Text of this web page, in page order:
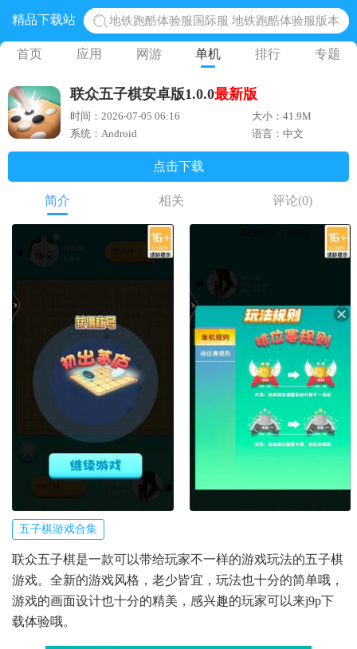
精品下载站
地铁跑酷体验服国际服 地铁跑酷体验服版本
网易光遇手游正版 点亮星空共庆周年
黎明觉醒生机腾讯正版 黎明觉醒生机国际服
蛋仔派对下载 蛋仔派对体验服
奥特曼王者传奇 正版奥特曼游戏
首页 应用 网游 单机 排行 专题
联众五子棋安卓版1.0.0最新版
时间：2026-07-05 06:16
大小：41.9M
系统：Android
语言：中文
点击下载
简介 相关 评论(0)
五子棋游戏合集
联众五子棋是一款可以带给玩家不一样的游戏玩法的五子棋
游戏。全新的游戏风格，老少皆宜，玩法也十分的简单哦，
游戏的画面设计也十分的精美，感兴趣的玩家可以来j9p下
载体验哦。